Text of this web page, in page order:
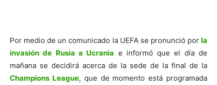
Por medio de un comunicado la UEFA se pronunció por la
invasión de Rusia a Ucrania e informó que el día de
mañana se decidirá acerca de la sede de la final de la
Champions League, que de momento está programada